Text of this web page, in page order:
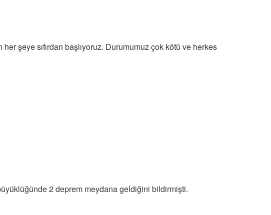
şeye sıfırdan başlıyoruz. Durumumuz çok kötü ve herkes
2 deprem meydana geldiğini bildirmişti.